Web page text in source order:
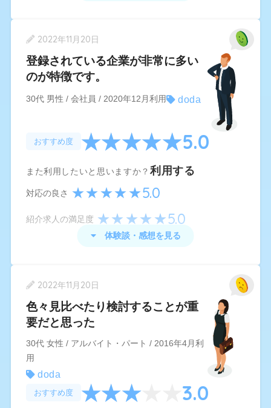
まず最初に、担当の方との面談を行いました。
面談では、なぜ転職を考えているのか、どういう
条件で転職先を探しているのかなどを、丁寧に聞
そしてまた、転職に対する考え方の深掘りなども
してもらえたので、相談して良かったと思いま
す。
その結果を受けて、本当にたくさんの求人を紹介
してもらえました。
利用するまでは、的外れな求人ばかり紹介される
ので、非常に参考になりました。
今回は、実際に転職に至らなかったのですが、ま
た必要なときには、利用したいと思います。
2022年11月20日
登録されている企業が非常に多い
のが特徴です。
30代 男性 / 会社員 / 2020年12月利用 doda
おすすめ度 5.0
また利用したいと思いますか？ 利用する
対応の良さ 5.0
紹介求人の満足度 5.0
dodaはCMでも宣伝しているくらいなので実際に
登録されている企業が非常に多いのが特徴です。
私は地方に住んでいるのですが、地方だとそんな
に求人が多くないというのが他の転職エージェン
トの特徴ではあるのですが.dodaは私の住んでいる
田舎のような場所でも求人が載っているので登録
体験談・感想を見る
2022年11月20日
色々見比べたり検討することが重
要だと思った
30代 女性 / アルバイト・パート / 2016年4月利
用
doda
おすすめ度 3.0